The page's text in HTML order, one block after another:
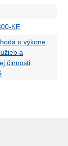
KE
o výkone
a
činnosti